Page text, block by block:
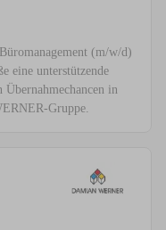
(m/w/d)
eine unterstützende
in
Gruppe.